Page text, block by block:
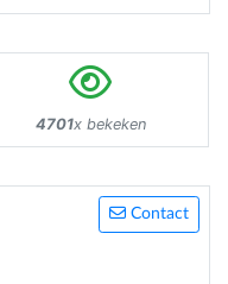
4701x bekeken
Contact